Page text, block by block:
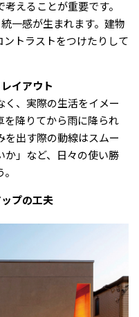
えることが重要です。
一感が生まれます。建物
トラストをつけたりして
イアウト
く、実際の生活をイメー
を降りてから雨に降られ
を出す際の動線はスムー
か」など、日々の使い勝
プの工夫